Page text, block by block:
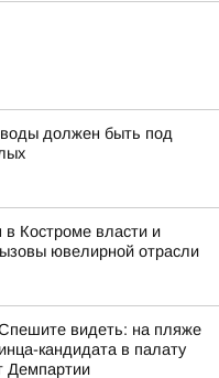
должен быть под
Костроме власти и
ювелирной отрасли
видеть: на пляже
кандидата в палату
Демпартии